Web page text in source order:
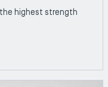
the highest strength